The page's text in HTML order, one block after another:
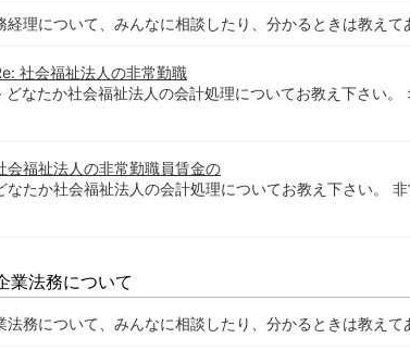
経理について、みんなに相談したり、分かるときは教えて
社会福祉法人の非常勤職
どなたか社会福祉法人の会計処理についてお教え下さい。
会福祉法人の非常勤職員賃金の
なたか社会福祉法人の会計処理についてお教え下さい。
業法務について
法務について、みんなに相談したり、分かるときは教えて